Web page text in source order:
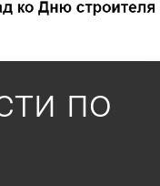
по